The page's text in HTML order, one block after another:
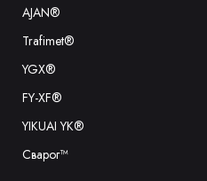
AJAN®
Trafimet®
YGX®
FY-XF®
YIKUAI YK®
Сварог™